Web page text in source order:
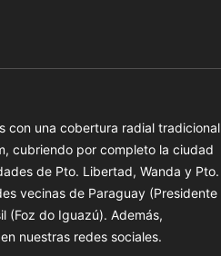
con una cobertura radial tradicional
cubriendo por completo la ciudad
de Pto. Libertad, Wanda y Pto.
vecinas de Paraguay (Presidente
(Foz do Iguazú). Además,
nuestras redes sociales.